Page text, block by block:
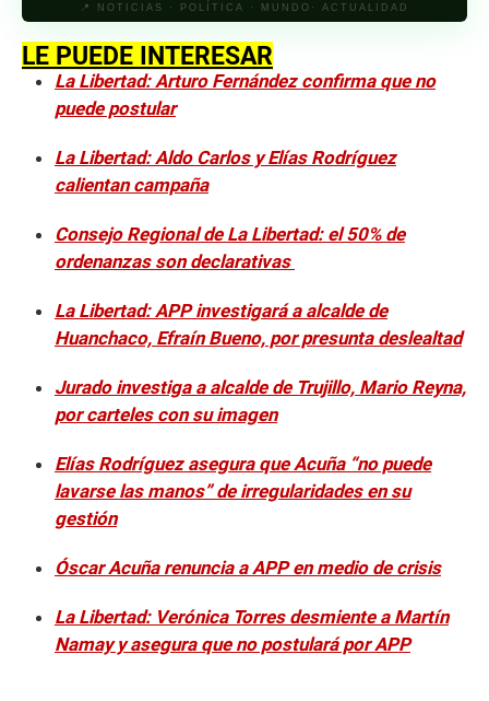
📍 NOTICIAS · POLÍTICA · MUNDO· ACTUALIDAD
LE PUEDE INTERESAR
La Libertad: Arturo Fernández confirma que no
puede postular
La Libertad: Aldo Carlos y Elías Rodríguez
calientan campaña
Consejo Regional de La Libertad: el 50% de
ordenanzas son declarativas
La Libertad: APP investigará a alcalde de
Huanchaco, Efraín Bueno, por presunta deslealtad
Jurado investiga a alcalde de Trujillo, Mario Reyna,
por carteles con su imagen
Elías Rodríguez asegura que Acuña “no puede
lavarse las manos” de irregularidades en su
gestión
Óscar Acuña renuncia a APP en medio de crisis
La Libertad: Verónica Torres desmiente a Martín
Namay y asegura que no postulará por APP